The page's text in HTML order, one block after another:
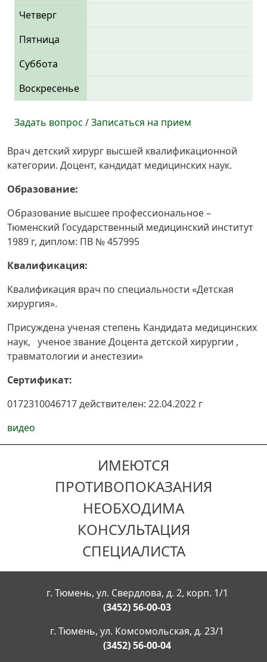
Четверг
Пятница
Суббота
Воскресенье
Задать вопрос /Записаться на прием
Врач детский хирург высшей квалификационной
категории. Доцент, кандидат медицинских наук.
Образование:
Образование высшее профессиональное –
Тюменский Государственный медицинский институт
1989 г, диплом: ПВ № 457995
Квалификация:
Квалификация врач по специальности «Детская
хирургия».
Присуждена ученая степень Кандидата медицинских
наук, ученое звание Доцента детской хирургии ,
травматологии и анестезии»
Сертификат:
0172310046717 действителен: 22.04.2022 г
видео
ИМЕЮТСЯ
ПРОТИВОПОКАЗАНИЯ
НЕОБХОДИМА
КОНСУЛЬТАЦИЯ
СПЕЦИАЛИСТА
г. Тюмень, ул. Свердлова, д. 2, корп. 1/1
(3452) 56-00-03
г. Тюмень, ул. Комсомольская, д. 23/1
(3452) 56-00-04